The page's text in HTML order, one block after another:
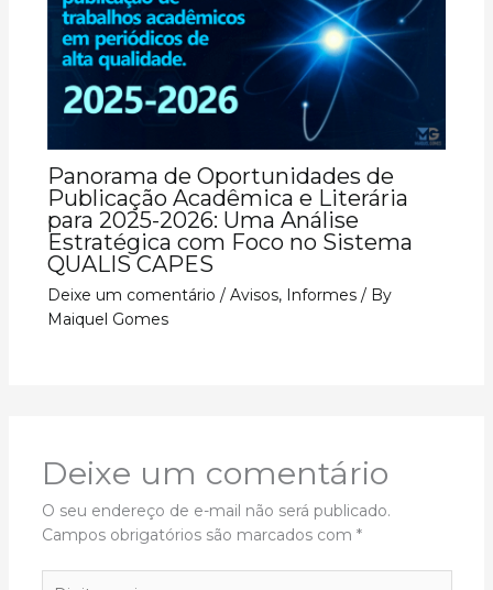
Panorama de Oportunidades de
Publicação Acadêmica e Literária
para 2025-2026: Uma Análise
Estratégica com Foco no Sistema
QUALIS CAPES
Deixe um comentário / Avisos, Informes/ By
Maiquel Gomes
Deixe um comentário
O seu endereço de e-mail não será publicado.
Campos obrigatórios são marcados com *